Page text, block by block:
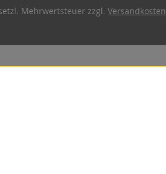
Mehrwertsteuer zzgl. Versandkosten